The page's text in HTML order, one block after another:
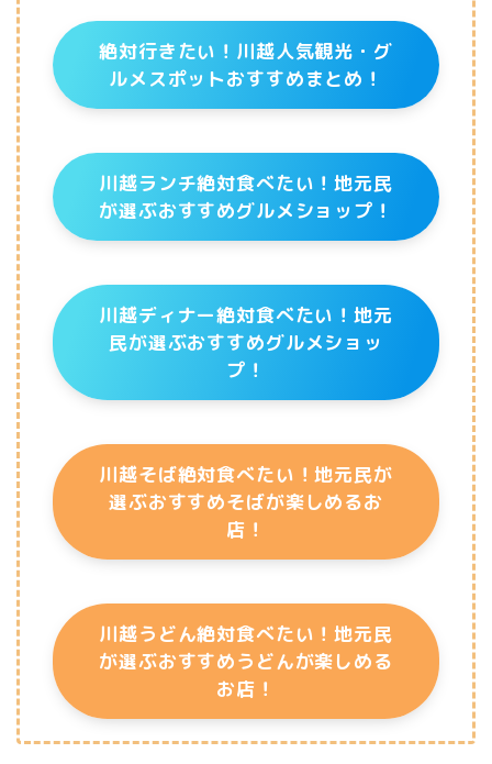
絶対行きたい！川越人気観光・グ
ルメスポットおすすめまとめ！
川越ランチ絶対食べたい！地元民
が選ぶおすすめグルメショップ！
川越ディナー絶対食べたい！地元
民が選ぶおすすめグルメショッ
プ！
川越そば絶対食べたい！地元民が
選ぶおすすめそばが楽しめるお
店！
川越うどん絶対食べたい！地元民
が選ぶおすすめうどんが楽しめる
お店！